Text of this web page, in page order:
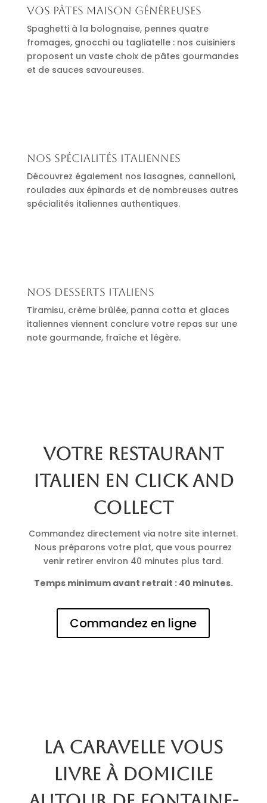
Vos pâtes maison généreuses
Spaghetti à la bolognaise, pennes quatre
fromages, gnocchi ou tagliatelle : nos cuisiniers
proposent un vaste choix de pâtes gourmandes
et de sauces savoureuses.
Nos spécialités italiennes
Découvrez également nos lasagnes, cannelloni,
roulades aux épinards et de nombreuses autres
spécialités italiennes authentiques.
Nos desserts italiens
Tiramisu, crème brûlée, panna cotta et glaces
italiennes viennent conclure votre repas sur une
note gourmande, fraîche et légère.
Votre restaurant
italien en click and
collect
Commandez directement via notre site internet.
Nous préparons votre plat, que vous pourrez
venir retirer environ 40 minutes plus tard.
Temps minimum avant retrait : 40 minutes.
Commandez en ligne
La Caravelle vous
livre à domicile